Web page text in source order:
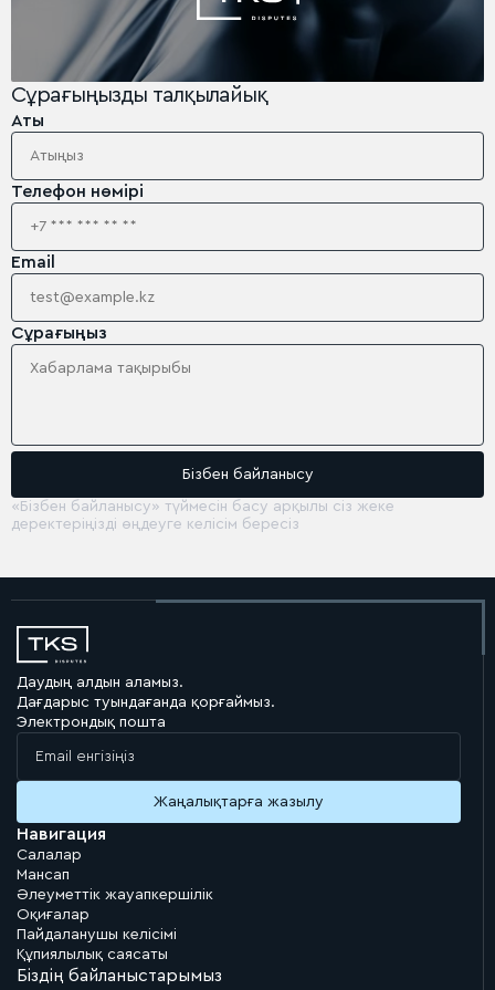
Сұрағыңызды талқылайық
Аты
Телефон нөмірі
Email
Сұрағыңыз
«Бізбен байланысу» түймесін басу арқылы сіз жеке
деректеріңізді өңдеуге келісім бересіз
Даудың алдын аламыз.
Дағдарыс туындағанда қорғаймыз.
Электрондық пошта
Навигация
Салалар
Мансап
Әлеуметтік жауапкершілік
Оқиғалар
Пайдаланушы келісімі
Құпиялылық саясаты
Біздің байланыстарымыз